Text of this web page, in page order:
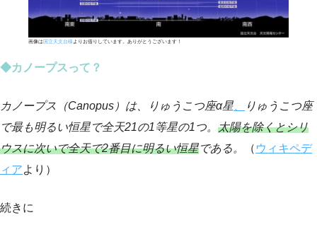
画像は 国立天文台様 よりお借りしています。ありがとうございます！
◆カノープスって？
カノープス（Canopus）は、りゅうこつ座α星
りゅうこつ座
で最も明るい恒星で全天21の1等星の1つ。 太陽を除くとシリ
ウスに次いで全天で2番目に明るい恒星である。 （ ウィキペデ
ィアより）
続きに